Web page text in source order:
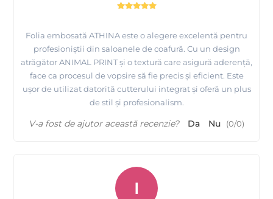
Folia embosată ATHINA este o alegere excelentă pentru
profesioniștii din saloanele de coafură. Cu un design
atrăgător ANIMAL PRINT și o textură care asigură aderență,
face ca procesul de vopsire să fie precis și eficient. Este
ușor de utilizat datorită cutterului integrat și oferă un plus
de stil și profesionalism.
V-a fost de ajutor această recenzie? Da Nu (0/0)
I